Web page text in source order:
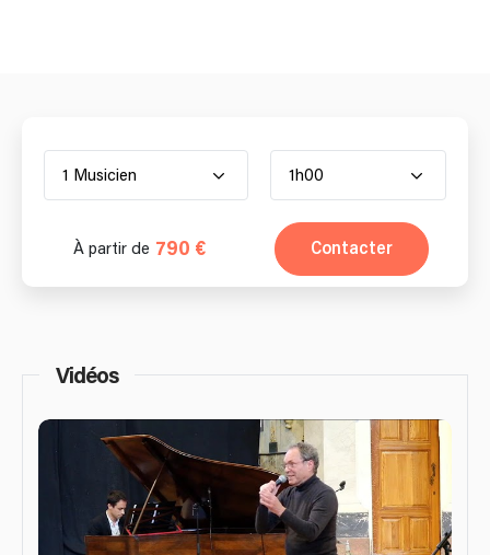
1 Musicien 1h00
À partir de 790 € Contacter
Vidéos